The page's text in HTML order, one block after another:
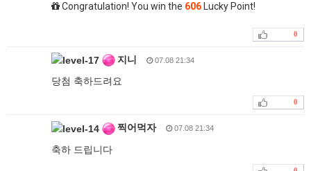
Congratulation! You win the 606 Lucky Point!
0
지니 07.08 21:34
당첨 축하드려요
0
찍어먹자 07.08 21:34
축하 드립니다